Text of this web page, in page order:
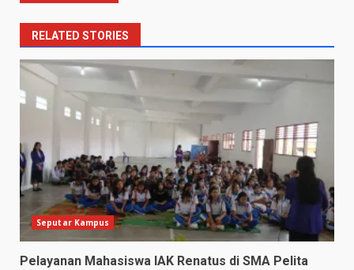
RELATED STORIES
Seputar Kampus
Pelayanan Mahasiswa IAK Renatus di SMA Pelita